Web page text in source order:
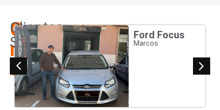
Os
nossos
clientes
Clientes
Satisfeitos
Ford Focus
Marcos